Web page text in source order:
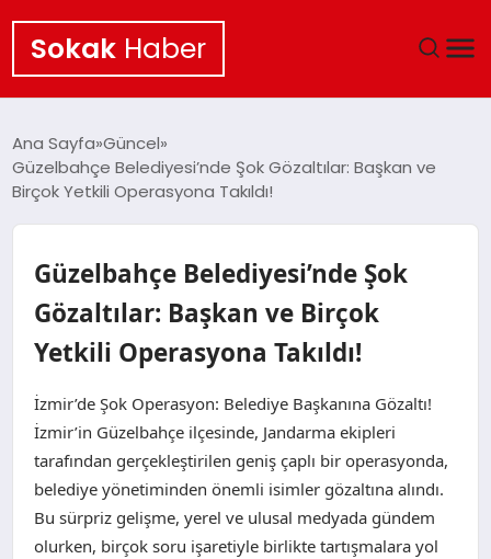
Sokak Haber
EKONOMI
KÜLTÜR SANAT
SAĞLIK
TEKNOLOJI
Ana Sayfa Güncel
Güzelbahçe Belediyesi’nde Şok Gözaltılar: Başkan ve
Birçok Yetkili Operasyona Takıldı!
Güzelbahçe Belediyesi’nde Şok
Gözaltılar: Başkan ve Birçok
Yetkili Operasyona Takıldı!
İzmir’de Şok Operasyon: Belediye Başkanına Gözaltı!
İzmir’in Güzelbahçe ilçesinde, Jandarma ekipleri
tarafından gerçekleştirilen geniş çaplı bir operasyonda,
belediye yönetiminden önemli isimler gözaltına alındı.
Bu sürpriz gelişme, yerel ve ulusal medyada gündem
olurken, birçok soru işaretiyle birlikte tartışmalara yol